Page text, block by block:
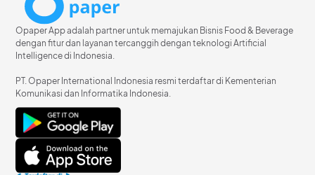
Opaper App adalah partner untuk memajukan Bisnis Food & Beverage
dengan fitur dan layanan tercanggih dengan teknologi Artificial
Intelligence di Indonesia.
PT. Opaper International Indonesia resmi terdaftar di Kementerian
Komunikasi dan Informatika Indonesia.